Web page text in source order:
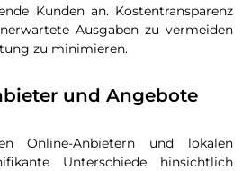
Kunden an. Kostentransparenz
Ausgaben zu vermeiden
zu minimieren.
und Angebote
Online-Anbietern und lokalen
Unterschiede hinsichtlich